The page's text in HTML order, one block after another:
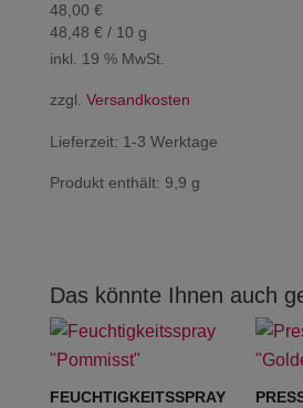
48,00 €
48,48 €/ 10 g
inkl. 19 % MwSt.
zzgl. Versandkosten
Lieferzeit: 1-3 Werktage
Produkt enthält: 9,9 g
Das könnte Ihnen auch
FEUCHTIGKEITSSPRAY